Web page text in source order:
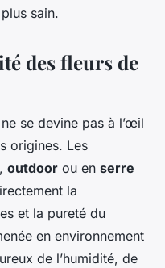
sain.
des fleurs de
se devine pas à l’œil
origines. Les
, outdoor ou en serre
la
et la pureté du
en environnement
de l’humidité, de